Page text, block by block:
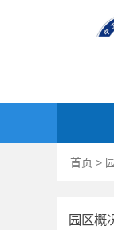
首页 >
园区概